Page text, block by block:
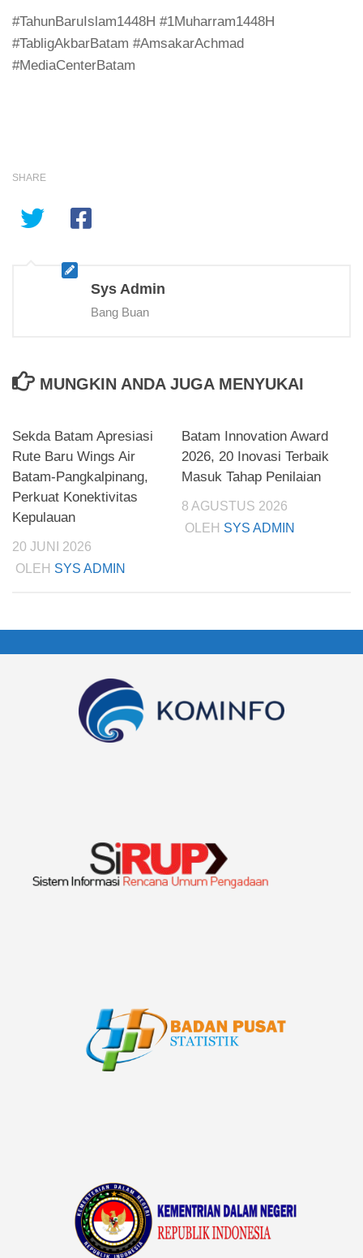
#TahunBaruIslam1448H #1Muharram1448H
#TabligAkbarBatam #AmsakarAchmad
#MediaCenterBatam
SHARE
Sys Admin
Bang Buan
MUNGKIN ANDA JUGA MENYUKAI
Sekda Batam Apresiasi
Rute Baru Wings Air
Batam-Pangkalpinang,
Perkuat Konektivitas
Kepulauan
20 JUNI 2026
OLEH SYS ADMIN
Batam Innovation Award
2026, 20 Inovasi Terbaik
Masuk Tahap Penilaian
8 AGUSTUS 2026
OLEH SYS ADMIN